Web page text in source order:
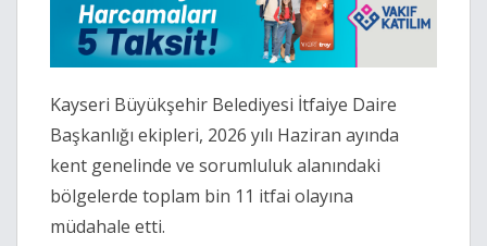
Kayseri Büyükşehir Belediyesi İtfaiye Daire
Başkanlığı ekipleri, 2026 yılı Haziran ayında
kent genelinde ve sorumluluk alanındaki
bölgelerde toplam bin 11 itfai olayına
müdahale etti.